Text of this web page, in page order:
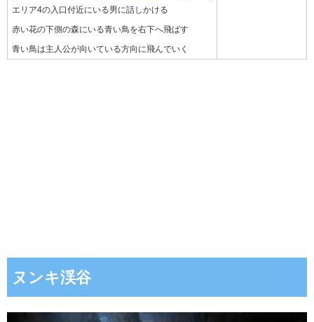
エリア4の入口付近にいる男に話しかける
赤い花の下側の森にいる青い鳥を右下へ飛ばす
青い鳥は主人公が向いている方向に飛んでいく
ヌンキ渓谷